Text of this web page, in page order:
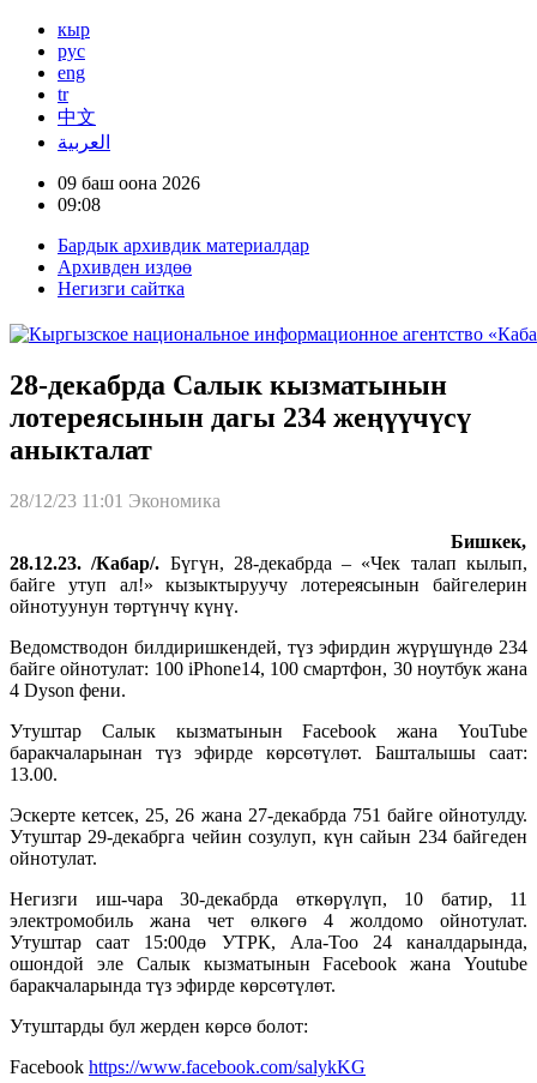
кыр
рус
eng
tr
中文
العربية
09 баш оона 2026
09:08
Бардык архивдик материалдар
Архивден издөө
Негизги сайтка
28-декабрда Салык кызматынын
лотереясынын дагы 234 жеңүүчүсү
аныкталат
28/12/23 11:01 Экономика
Бишкек,
28.12.23. /Кабар/. Бүгүн, 28-декабрда – «Чек талап кылып,
байге утуп ал!» кызыктыруучу лотереясынын байгелерин
ойнотуунун төртүнчү күнү.
Ведомстводон билдиришкендей, түз эфирдин жүрүшүндө 234
байге ойнотулат: 100 iPhone14, 100 смартфон, 30 ноутбук жана
4 Dyson фени.
Утуштар Салык кызматынын Facebook жана YouTube
баракчаларынан түз эфирде көрсөтүлөт. Башталышы саат:
13.00.
Эскерте кетсек, 25, 26 жана 27-декабрда 751 байге ойнотулду.
Утуштар 29-декабрга чейин созулуп, күн сайын 234 байгеден
ойнотулат.
Негизги иш-чара 30-декабрда өткөрүлүп, 10 батир, 11
электромобиль жана чет өлкөгө 4 жолдомо ойнотулат.
Утуштар саат 15:00дө УТРК, Ала-Тоо 24 каналдарында,
ошондой эле Салык кызматынын Facebook жана Youtube
баракчаларында түз эфирде көрсөтүлөт.
Утуштарды бул жерден көрсө болот:
Facebook https://www.facebook.com/salykKG